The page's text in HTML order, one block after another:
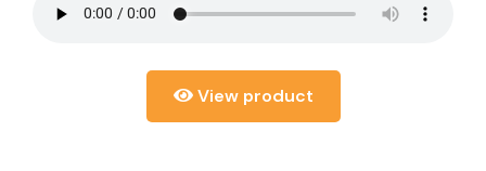
View product